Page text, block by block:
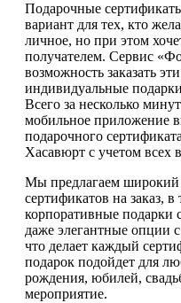
Подарочные
вариант для тех, кто
личное, но при этом
получателем. Сервис
возможность заказать
индивидуальные
Всего за несколько
мобильное приложение
подарочного
Хасавюрт с учетом всех
Мы предлагаем широкий
сертификатов на заказ,
корпоративные подарки
даже элегантные опции
что делает каждый
подарок подойдет для
рождения, юбилей,
мероприятие.